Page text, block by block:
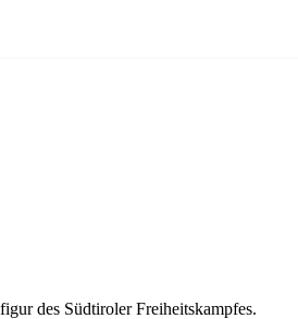
des Südtiroler Freiheitskampfes.